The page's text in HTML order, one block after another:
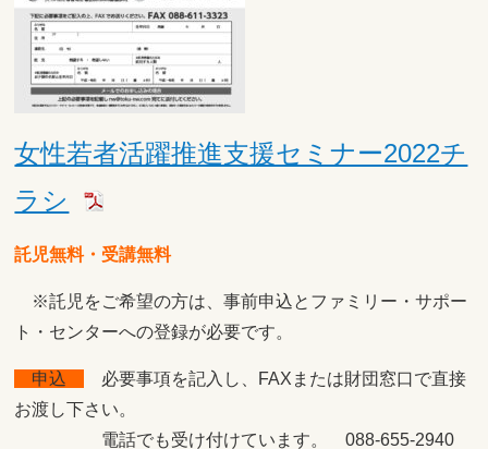
女性若者活躍推進支援セミナー2022チ
ラシ
託児無料・受講無料
※託児をご希望の方は、事前申込とファミリー・サポー
ト・センターへの登録が必要です。
申込
必要事項を記入し、FAXまたは財団窓口で直接
お渡し下さい。
電話でも受け付けています。 088-655-2940